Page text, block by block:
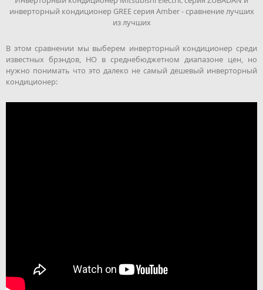
инверторный кондиционер GREE серия Amber - сравнение лучших
из лучших
В этом сравнении мы выберем инверторный кондиционер среди
известных брэндов, НО в среднебюджетном диапазоне цен, но
нужно понимать что это далеко не самый дешевый инверторный
кондиционер: